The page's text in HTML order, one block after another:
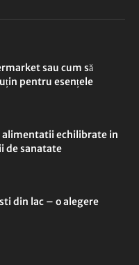
sau cum să
pentru esențele
echilibrate in
de sanatate
din lac – o alegere